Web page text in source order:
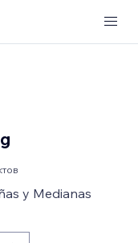
y Medianas